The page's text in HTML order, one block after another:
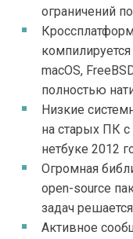
ограничений
macOS,
полностью
Низкие
на старых ПК
нетбуке 2012
Огромная
open-source
задач
Активное